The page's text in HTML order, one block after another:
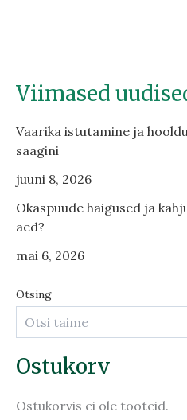
Viimased
Vaarika istutamine ja
saagini
juuni 8, 2026
Okaspuude haigused ja
aed?
mai 6, 2026
Otsing
Ostukorv
Ostukorvis ei ole tooteid.